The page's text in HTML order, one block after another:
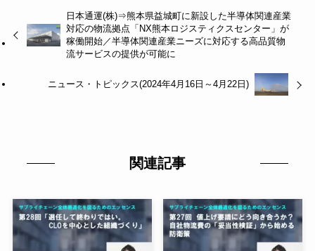
日本通運(株)⇒熊本県益城町に新設した半導体関連産業
対応の物流拠点「NX熊本ロジスティクスセンター」が
稼働開始／半導体関連産業ニーズに対応する高品質物
流サービスの提供が可能に
ニュース・トピックス(2024年4月16日～4月22日)
関連記事